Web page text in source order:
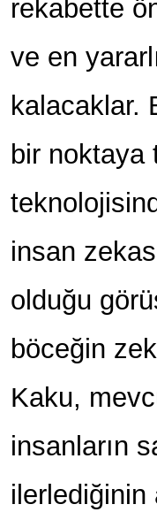
rekabette
ve en
kalacaklar.
bir noktaya
insan
olduğu
böceğin
Kaku,
insanların
ilerlediğinin